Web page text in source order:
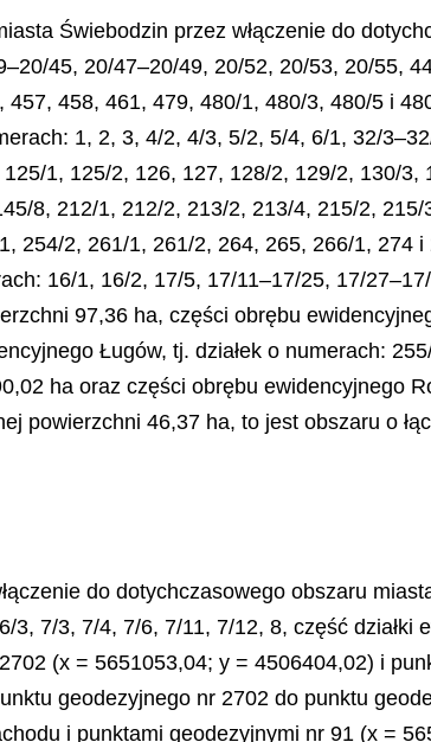
Świebodzin przez włączenie do
45, 20/47–20/49, 20/52, 20/53, 20/55,
458, 461, 479, 480/1, 480/3, 480/5 i
1, 2, 3, 4/2, 4/3, 5/2, 5/4, 6/1, 32/
1, 125/2, 126, 127, 128/2, 129/2, 130/3,
8, 212/1, 212/2, 213/2, 213/4, 215/2, 215/
254/2, 261/1, 261/2, 264, 265, 266/1, 274 i
16/1, 16/2, 17/5, 17/11–17/25, 17/
97,36 ha, części obrębu
Ługów, tj. działek o numerach:
ha oraz części obrębu ewidencyjnego
powierzchni 46,37 ha, to jest obszaru o
do dotychczasowego obszaru
3, 7/3, 7/4, 7/6, 7/11, 7/12, 8, część działki
(x = 5651053,04; y = 4506404,02) i
geodezyjnego nr 2702 do punktu
i punktami geodezyjnymi nr 91 (x =